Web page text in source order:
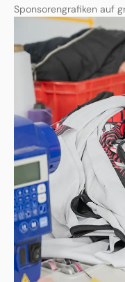
Sponsorengrafiken auf